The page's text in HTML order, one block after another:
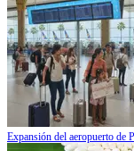
Expansión del aeropuerto de